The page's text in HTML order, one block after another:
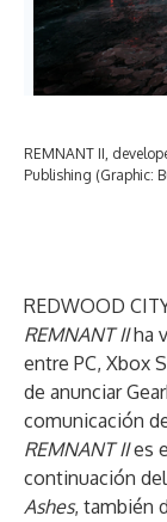
REMNANT II,
Publishing (Graphic:
REDWOOD
REMNANT II ha
entre PC, Xbox
de anunciar
comunicación
REMNANT IIes
continuación
Ashes, también